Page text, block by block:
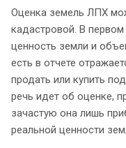
Оценка земель ЛПХ
кадастровой. В первом
ценность земли и
есть в отчете
продать или купить
речь идет об оценке,
зачастую она лишь
реальной ценности